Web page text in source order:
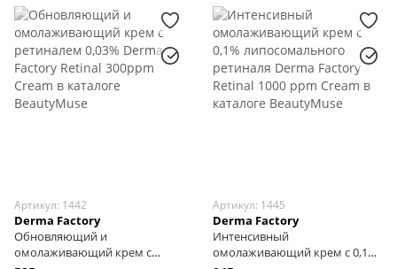
Артикул: 1442
Derma Factory
Обновляющий и
омолаживающий крем с
Артикул: 1445
Derma Factory
Интенсивный
омолаживающий крем с 0,1%